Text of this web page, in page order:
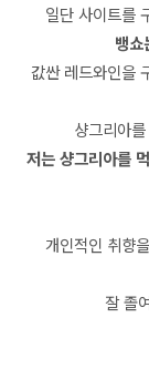
일단 사이트를
뱅쇼
값싼 레드와인을
샹그리아
저는 샹그리아를
개인적인 취향
잘 졸